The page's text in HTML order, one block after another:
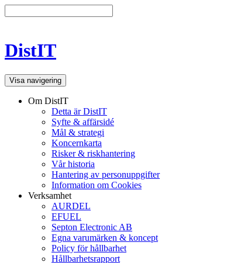
DistIT
Visa navigering
Om DistIT
Detta är DistIT
Syfte & affärsidé
Mål & strategi
Koncernkarta
Risker & riskhantering
Vår historia
Hantering av personuppgifter
Information om Cookies
Verksamhet
AURDEL
EFUEL
Septon Electronic AB
Egna varumärken & koncept
Policy för hållbarhet
Hållbarhetsrapport